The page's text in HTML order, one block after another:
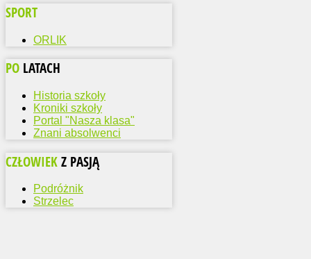
SPORT
ORLIK
PO LATACH
Historia szkoły
Kroniki szkoły
Portal "Nasza klasa"
Znani absolwenci
CZŁOWIEK Z PASJĄ
Podróżnik
Strzelec